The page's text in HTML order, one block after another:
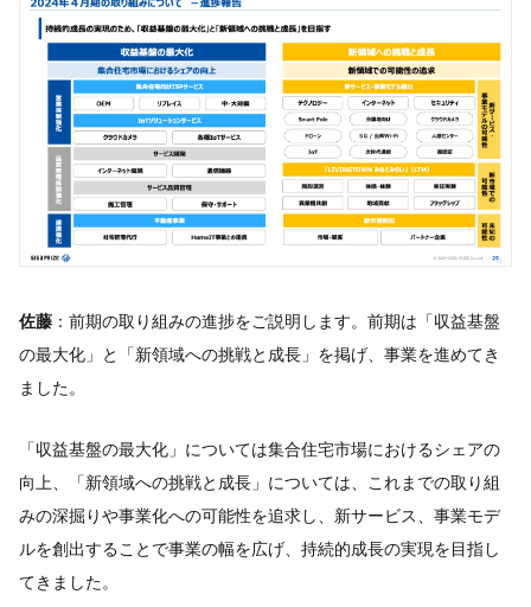
佐藤 ：前期の取り組みの進捗をご説明します。前期は「収益基盤
の最大化」と「新領域への挑戦と成長」を掲げ、事業を進めてき
ました。
「収益基盤の最大化」については集合住宅市場におけるシェアの
向上、「新領域への挑戦と成長」については、これまでの取り組
みの深掘りや事業化への可能性を追求し、新サービス、事業モデ
ルを創出することで事業の幅を広げ、持続的成長の実現を目指し
てきました。